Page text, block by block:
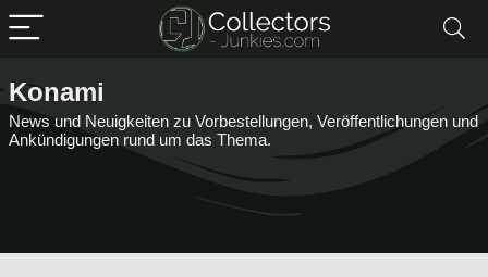
Konami
News und Neuigkeiten zu Vorbestellungen, Veröffentlichungen und
Ankündigungen rund um das Thema.